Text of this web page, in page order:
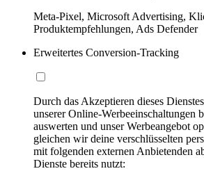
Meta-Pixel, Microsoft Advertising,
Produktempfehlungen, Ads Defender
Erweitertes Conversion-Tracking
Durch das Akzeptieren dieses
unserer Online-Werbeeinschaltungen
auswerten und unser Werbeangebot
gleichen wir deine verschlüsselten
mit folgenden externen Anbietenden
Dienste bereits nutzt: